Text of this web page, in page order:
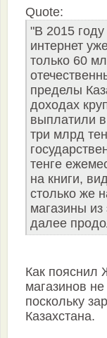
Quote:
"В 2015
интернет
только 60
пределы
доходах
выплатили
три млрд
тенге
на книги,
столько же
магазины
далее
Как пояснил
магазинов
поскольку
Казахстана.